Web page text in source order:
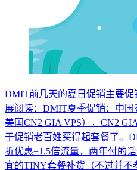
DMIT前几天的夏日促销主要
展阅读：DMIT夏季促销：中
美国CN2 GIA VPS），CN2
于促销老百姓买得起套餐了。
折优惠+1.5倍流量，两年付的
宜的TINY套餐补货（不过并